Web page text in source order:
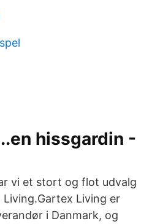
hissgardin -
vi et stort og flot udvalg
Living er
i Danmark, og